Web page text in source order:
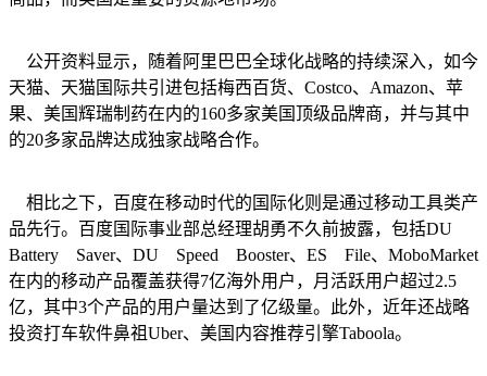
公开资料显示，随着阿里巴巴全球化战略的持续深入，如今
天猫、天猫国际共引进包括梅西百货、Costco、Amazon、苹
果、美国辉瑞制药在内的160多家美国顶级品牌商，并与其中
的20多家品牌达成独家战略合作。
相比之下，百度在移动时代的国际化则是通过移动工具类产
品先行。百度国际事业部总经理胡勇不久前披露，包括DU
Battery Saver、DU Speed Booster、ES File、MoboMarket
在内的移动产品覆盖获得7亿海外用户，月活跃用户超过2.5
亿，其中3个产品的用户量达到了亿级量。此外，近年还战略
投资打车软件鼻祖Uber、美国内容推荐引擎Taboola。